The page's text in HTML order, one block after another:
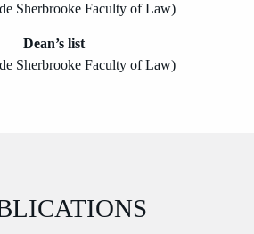
Sherbrooke Faculty of Law)
Dean’s list
Sherbrooke Faculty of Law)